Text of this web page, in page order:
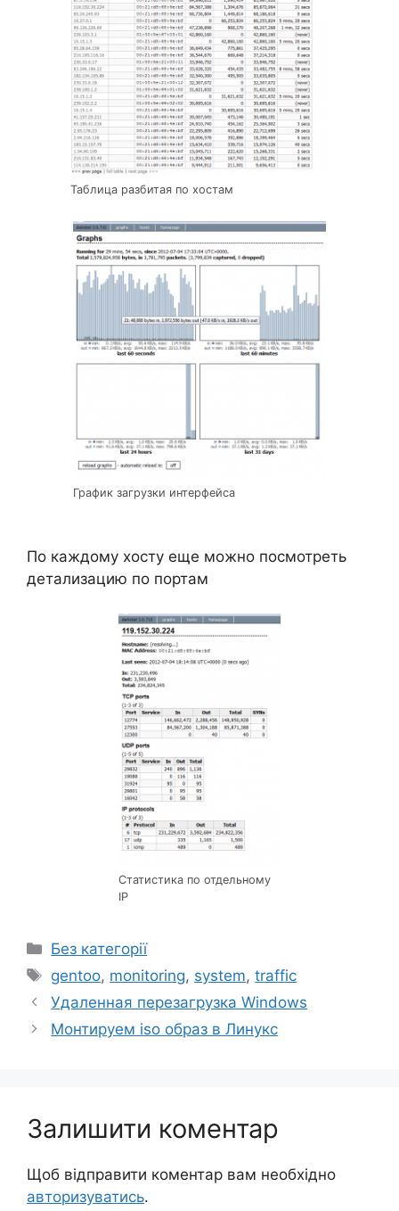
Таблица разбитая по хостам
График загрузки интерфейса
По каждому хосту еще можно посмотреть
детализацию по портам
Статистика по отдельному
IP
Категорії
Без категорії
Позначки
gentoo, monitoring, system,traffic
Удаленная перезагрузка Windows
Монтируем iso образ в Линукс
Залишити коментар
Щоб відправити коментар вам необхідно
авторизуватись.